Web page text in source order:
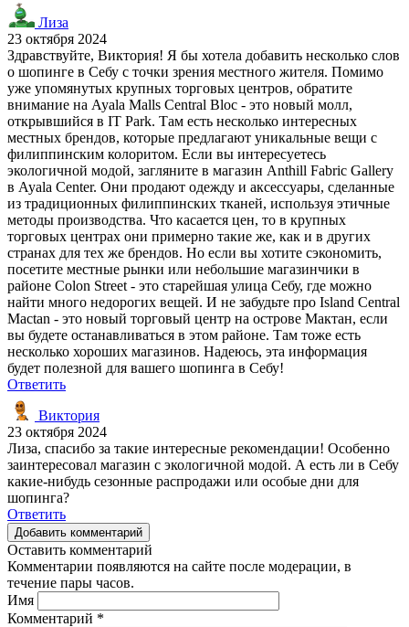
Лиза
23 октября 2024
Здравствуйте, Виктория! Я бы хотела добавить несколько слов
о шопинге в Себу с точки зрения местного жителя. Помимо
уже упомянутых крупных торговых центров, обратите
внимание на Ayala Malls Central Bloc - это новый молл,
открывшийся в IT Park. Там есть несколько интересных
местных брендов, которые предлагают уникальные вещи с
филиппинским колоритом. Если вы интересуетесь
экологичной модой, загляните в магазин Anthill Fabric Gallery
в Ayala Center. Они продают одежду и аксессуары, сделанные
из традиционных филиппинских тканей, используя этичные
методы производства. Что касается цен, то в крупных
торговых центрах они примерно такие же, как и в других
странах для тех же брендов. Но если вы хотите сэкономить,
посетите местные рынки или небольшие магазинчики в
районе Colon Street - это старейшая улица Себу, где можно
найти много недорогих вещей. И не забудьте про Island Central
Mactan - это новый торговый центр на острове Мактан, если
вы будете останавливаться в этом районе. Там тоже есть
несколько хороших магазинов. Надеюсь, эта информация
будет полезной для вашего шопинга в Себу!
Ответить
Виктория
23 октября 2024
Лиза, спасибо за такие интересные рекомендации! Особенно
заинтересовал магазин с экологичной модой. А есть ли в Себу
какие-нибудь сезонные распродажи или особые дни для
шопинга?
Ответить
Добавить комментарий
Оставить комментарий
Комментарии появляются на сайте после модерации, в
течение пары часов.
Имя
Комментарий *